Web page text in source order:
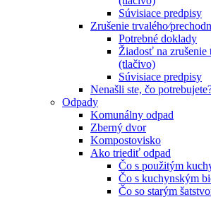
Súvisiace predpisy
Zrušenie
Potrebné doklady
Žiadosť na zrušenie
(tlačivo)
Súvisiace predpisy
Nenašli ste, čo
Odpady
Komunálny odpad
Zberný dvor
Kompostovisko
Ako triediť odpad
Čo s použitým
Čo s kuchynským
Čo so starým